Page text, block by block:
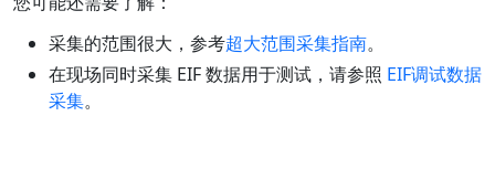
采集的范围很大，参考超大范围采集指南。
在现场同时采集 EIF 数据用于测试，请参照 EIF调试数据
采集。